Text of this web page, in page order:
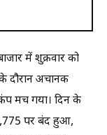
में शुक्रवार को
के दौरान अचानक
मच गया। दिन के
पर बंद हुआ,